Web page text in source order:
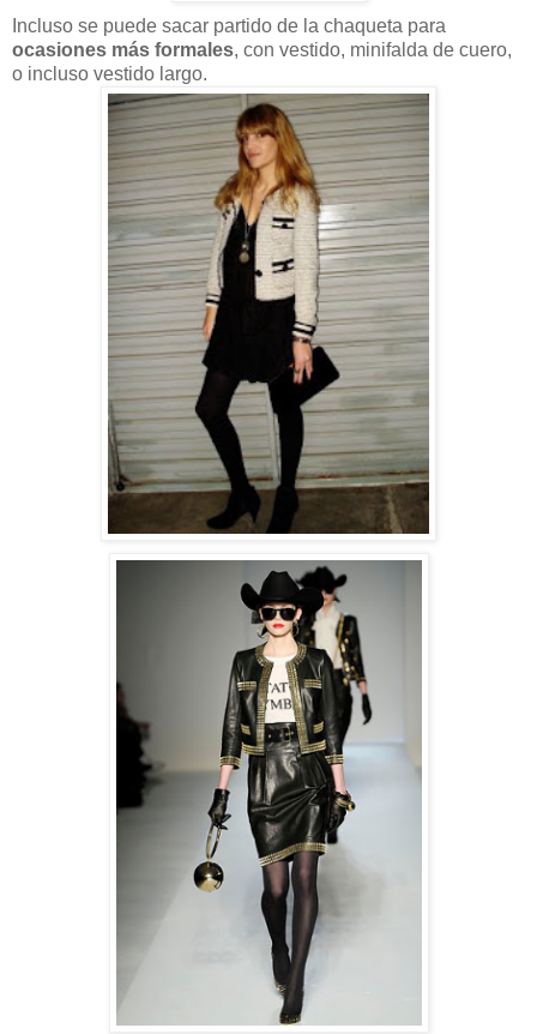
Incluso se puede sacar partido de la chaqueta para
ocasiones más formales, con vestido, minifalda de cuero,
o incluso vestido largo.